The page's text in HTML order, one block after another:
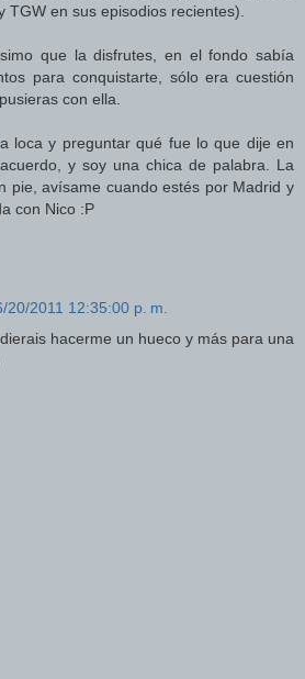
TGW en sus episodios recientes).
que la disfrutes, en el fondo sabía
para conquistarte, sólo era cuestión
con ella.
loca y preguntar qué fue lo que dije en
y soy una chica de palabra. La
pie, avísame cuando estés por Madrid y
con Nico :P
20/2011 12:35:00 p. m.
hacerme un hueco y más para una